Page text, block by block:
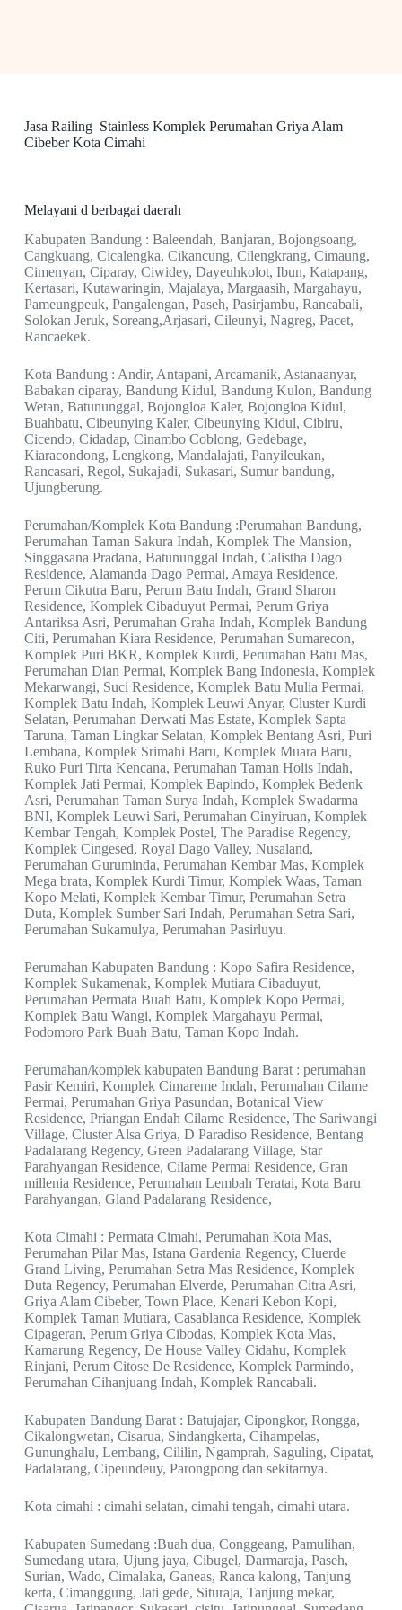
Jasa Railing Stainless Komplek Perumahan Griya Alam
Cibeber Kota Cimahi
Melayani d berbagai daerah
Kabupaten Bandung : Baleendah, Banjaran, Bojongsoang,
Cangkuang, Cicalengka, Cikancung, Cilengkrang, Cimaung,
Cimenyan, Ciparay, Ciwidey, Dayeuhkolot, Ibun, Katapang,
Kertasari, Kutawaringin, Majalaya, Margaasih, Margahayu,
Pameungpeuk, Pangalengan, Paseh, Pasirjambu, Rancabali,
Solokan Jeruk, Soreang,Arjasari, Cileunyi, Nagreg, Pacet,
Rancaekek.
Kota Bandung : Andir, Antapani, Arcamanik, Astanaanyar,
Babakan ciparay, Bandung Kidul, Bandung Kulon, Bandung
Wetan, Batununggal, Bojongloa Kaler, Bojongloa Kidul,
Buahbatu, Cibeunying Kaler, Cibeunying Kidul, Cibiru,
Cicendo, Cidadap, Cinambo Coblong, Gedebage,
Kiaracondong, Lengkong, Mandalajati, Panyileukan,
Rancasari, Regol, Sukajadi, Sukasari, Sumur bandung,
Ujungberung.
Perumahan/Komplek Kota Bandung :Perumahan Bandung,
Perumahan Taman Sakura Indah, Komplek The Mansion,
Singgasana Pradana, Batununggal Indah, Calistha Dago
Residence, Alamanda Dago Permai, Amaya Residence,
Perum Cikutra Baru, Perum Batu Indah, Grand Sharon
Residence, Komplek Cibaduyut Permai, Perum Griya
Antariksa Asri, Perumahan Graha Indah, Komplek Bandung
Citi, Perumahan Kiara Residence, Perumahan Sumarecon,
Komplek Puri BKR, Komplek Kurdi, Perumahan Batu Mas,
Perumahan Dian Permai, Komplek Bang Indonesia, Komplek
Mekarwangi, Suci Residence, Komplek Batu Mulia Permai,
Komplek Batu Indah, Komplek Leuwi Anyar, Cluster Kurdi
Selatan, Perumahan Derwati Mas Estate, Komplek Sapta
Taruna, Taman Lingkar Selatan, Komplek Bentang Asri, Puri
Lembana, Komplek Srimahi Baru, Komplek Muara Baru,
Ruko Puri Tirta Kencana, Perumahan Taman Holis Indah,
Komplek Jati Permai, Komplek Bapindo, Komplek Bedenk
Asri, Perumahan Taman Surya Indah, Komplek Swadarma
BNI, Komplek Leuwi Sari, Perumahan Cinyiruan, Komplek
Kembar Tengah, Komplek Postel, The Paradise Regency,
Komplek Cingesed, Royal Dago Valley, Nusaland,
Perumahan Guruminda, Perumahan Kembar Mas, Komplek
Mega brata, Komplek Kurdi Timur, Komplek Waas, Taman
Kopo Melati, Komplek Kembar Timur, Perumahan Setra
Duta, Komplek Sumber Sari Indah, Perumahan Setra Sari,
Perumahan Sukamulya, Perumahan Pasirluyu.
Perumahan Kabupaten Bandung : Kopo Safira Residence,
Komplek Sukamenak, Komplek Mutiara Cibaduyut,
Perumahan Permata Buah Batu, Komplek Kopo Permai,
Komplek Batu Wangi, Komplek Margahayu Permai,
Podomoro Park Buah Batu, Taman Kopo Indah.
Perumahan/komplek kabupaten Bandung Barat : perumahan
Pasir Kemiri, Komplek Cimareme Indah, Perumahan Cilame
Permai, Perumahan Griya Pasundan, Botanical View
Residence, Priangan Endah Cilame Residence, The Sariwangi
Village, Cluster Alsa Griya, D Paradiso Residence, Bentang
Padalarang Regency, Green Padalarang Village, Star
Parahyangan Residence, Cilame Permai Residence, Gran
millenia Residence, Perumahan Lembah Teratai, Kota Baru
Parahyangan, Gland Padalarang Residence,
Kota Cimahi : Permata Cimahi, Perumahan Kota Mas,
Perumahan Pilar Mas, Istana Gardenia Regency, Cluerde
Grand Living, Perumahan Setra Mas Residence, Komplek
Duta Regency, Perumahan Elverde, Perumahan Citra Asri,
Griya Alam Cibeber, Town Place, Kenari Kebon Kopi,
Komplek Taman Mutiara, Casablanca Residence, Komplek
Cipageran, Perum Griya Cibodas, Komplek Kota Mas,
Kamarung Regency, De House Valley Cidahu, Komplek
Rinjani, Perum Citose De Residence, Komplek Parmindo,
Perumahan Cihanjuang Indah, Komplek Rancabali.
Kabupaten Bandung Barat : Batujajar, Cipongkor, Rongga,
Cikalongwetan, Cisarua, Sindangkerta, Cihampelas,
Gununghalu, Lembang, Cililin, Ngamprah, Saguling, Cipatat,
Padalarang, Cipeundeuy, Parongpong dan sekitarnya.
Kota cimahi : cimahi selatan, cimahi tengah, cimahi utara.
Kabupaten Sumedang :Buah dua, Conggeang, Pamulihan,
Sumedang utara, Ujung jaya, Cibugel, Darmaraja, Paseh,
Surian, Wado, Cimalaka, Ganeas, Ranca kalong, Tanjung
kerta, Cimanggung, Jati gede, Situraja, Tanjung mekar,